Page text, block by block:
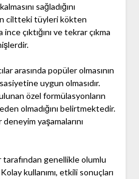
sağladığını
ciltteki tüyleri kökten
çıktığını ve tekrar çıkma
arasında popüler olmasının
uygun olmasıdır.
özel formülasyonların
olmadığını belirtmektedir.
yaşamalarını
tarafından genellikle olumlu
kullanımı, etkili sonuçları